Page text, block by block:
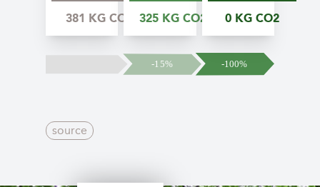
381 KG CO2 325 KG CO2 0 KG CO2
source